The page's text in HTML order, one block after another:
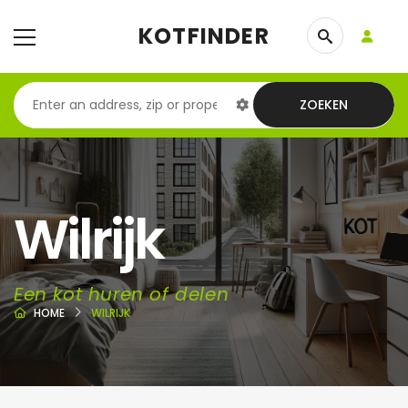
KOTFINDER
ZOEKEN
Wilrijk
Een kot huren of delen
HOME WILRIJK